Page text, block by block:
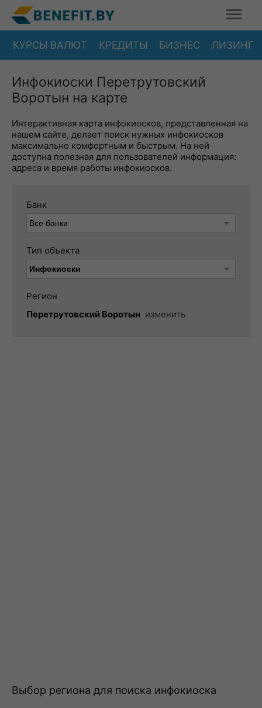
КУРСЫ ВАЛЮТ КРЕДИТЫ БИЗНЕС ЛИЗИНГ
Инфокиоски Перетрутовский
Воротын на карте
Интерактивная карта инфокиосков, представленная на
нашем сайте, делает поиск нужных инфокиосков
максимально комфортным и быстрым. На ней
доступна полезная для пользователей информация:
адреса и время работы инфокиосков.
Банк
Тип объекта
Регион
Перетрутовский Воротын изменить
Выбор региона для поиска инфокиоска